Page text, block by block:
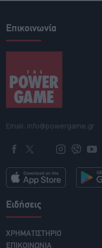
Επικοινωνία
Email: info@powergame.gr
Ειδήσεις
ΧΡΗΜΑΤΙΣΤΗΡΙΟ
ΕΠΙΚΟΙΝΩΝΙΑ